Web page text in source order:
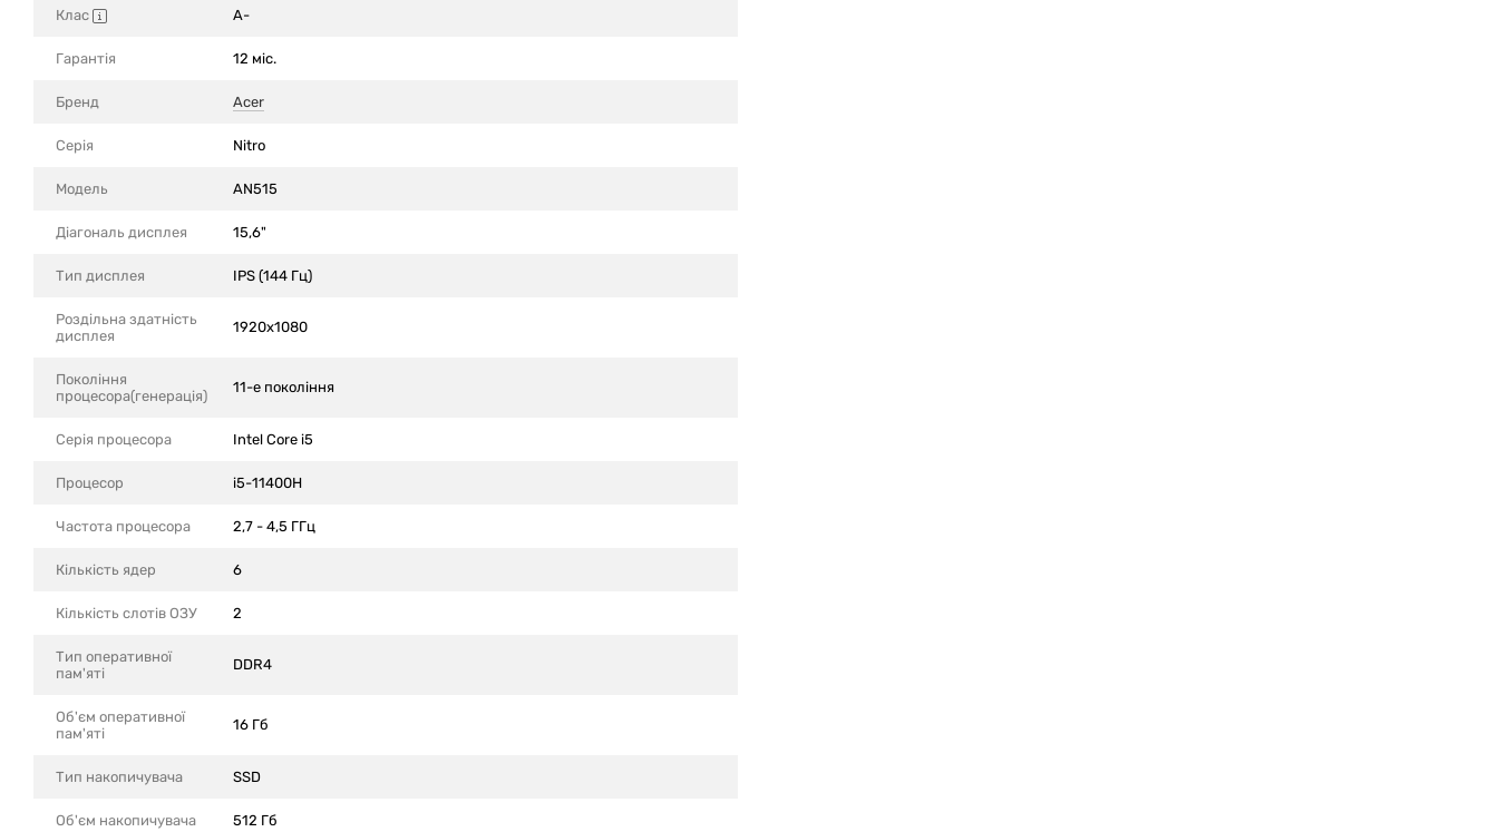
Клас A-
Гарантія 12 міс.
Бренд Acer
Серія Nitro
Модель AN515
Діагональ дисплея 15,6"
Тип дисплея IPS (144 Гц)
Роздільна здатність
дисплея
1920x1080
Покоління
процесора(генерація)
11-е покоління
Серія процесора Intel Core i5
Процесор i5-11400H
Частота процесора 2,7 - 4,5 ГГц
Кількість ядер 6
Кількість слотів ОЗУ 2
Тип оперативної
пам'яті
DDR4
Об'єм оперативної
пам'яті
16 Гб
Тип накопичувача SSD
Об'єм накопичувача 512 Гб